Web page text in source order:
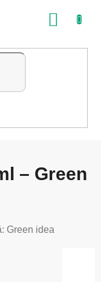
COŞ
– Green
Green idea